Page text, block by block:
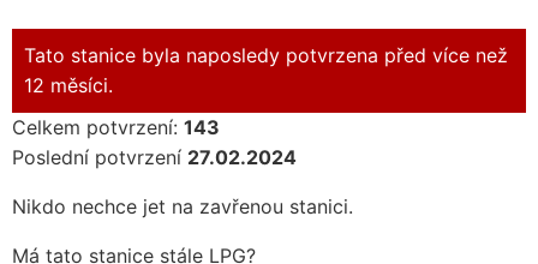
Tato stanice byla naposledy potvrzena před více než
12 měsíci.
Celkem potvrzení: 143
Poslední potvrzení 27.02.2024
Nikdo nechce jet na zavřenou stanici.
Má tato stanice stále LPG?